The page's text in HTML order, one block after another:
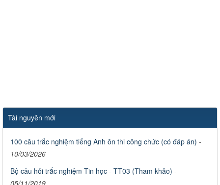
Tài nguyên mới
100 câu trắc nghiệm tiếng Anh ôn thi công chức (có đáp án) -
10/03/2026
Bộ câu hỏi trắc nghiệm Tin học - TT03 (Tham khảo) -
05/11/2019